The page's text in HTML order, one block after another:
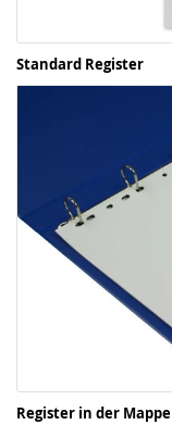
Standard Register
Register in der Mappe